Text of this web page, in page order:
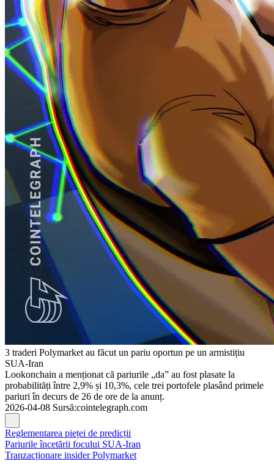
3 traderi Polymarket au făcut un pariu oportun pe un armistițiu
SUA-Iran
Lookonchain a menționat că pariurile „da” au fost plasate la
probabilități între 2,9% și 10,3%, cele trei portofele plasând primele
pariuri în decurs de 26 de ore de la anunț.
2026-04-08 Sursă:cointelegraph.com
Reglementarea pieței de predicții
Pariurile încetării focului SUA-Iran
Tranzacționare insider Polymarket